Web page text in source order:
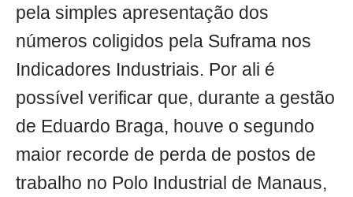
pela simples apresentação dos
números coligidos pela Suframa nos
Indicadores Industriais. Por ali é
possível verificar que, durante a gestão
de Eduardo Braga, houve o segundo
maior recorde de perda de postos de
trabalho no Polo Industrial de Manaus,